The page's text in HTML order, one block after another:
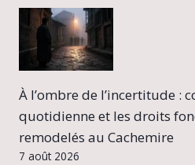
À l’ombre de l’incertitude :
quotidienne et les droits
remodelés au Cachemire
7 août 2026